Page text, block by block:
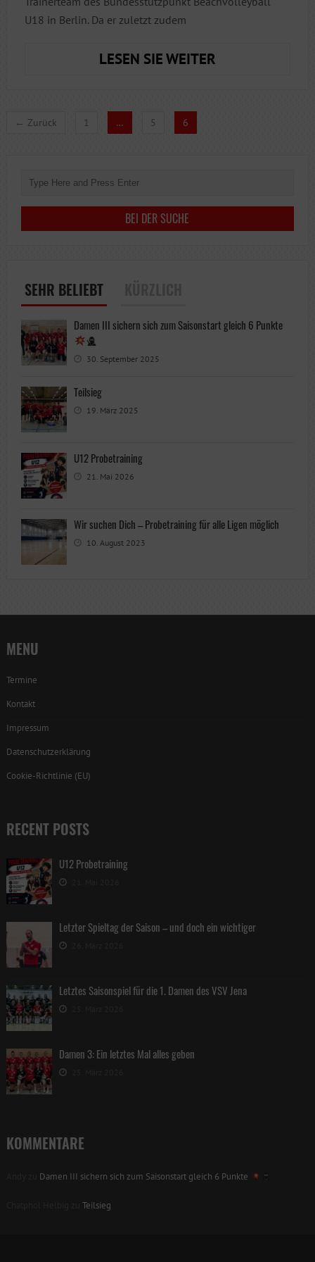
U18 in Berlin. Da er zuletzt zudem
LESEN SIE WEITERDIE
SAISON
← Zurück 1 … 5 6
SEHR BELIEBT
Damen III sichern sich zum Saisonstart gleich 6 Punkte
30. September 2025
Teilsieg
19. März 2025
U12 Probetraining
21. Mai 2026
Wir suchen Dich – Probetraining für alle Ligen möglich
10. August 2023
MENU
Termine
Kontakt
Impressum
Datenschutzerklärung
Cookie-Richtlinie (EU)
RECENT POSTS
U12 Probetraining
Letzter Spieltag der Saison – und doch ein wichtiger
Letztes Saisonspiel für die 1. Damen des VSV Jena
Damen 3: Ein letztes Mal alles geben
KOMMENTARE
Damen III sichern sich zum Saisonstart gleich 6 Punkte
Teilsieg